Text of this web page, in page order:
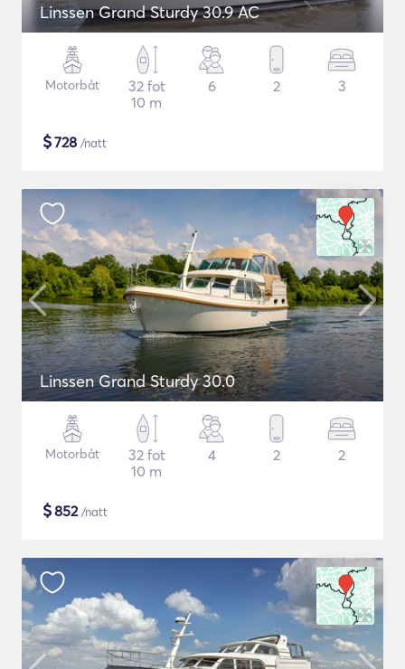
Linssen Grand Sturdy 30.9 AC
Motorbåt
32 fot
10 m
6 2 3
$728 /natt
Linssen Grand Sturdy 30.0
Motorbåt
32 fot
10 m
4 2 2
$852/natt